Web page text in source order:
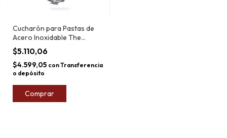
Cucharón para Pastas de
Acero Inoxidable The
Kitchen
$5.110,06
$4.599,05 conTransferencia
o depósito
Comprar